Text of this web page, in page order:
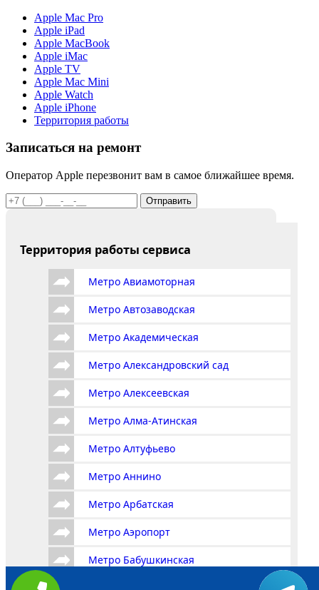
Apple Mac Pro
Apple iPad
Apple MacBook
Apple iMac
Apple TV
Apple Mac Mini
Apple Watch
Apple iPhone
Территория работы
Записаться на ремонт
Оператор Apple перезвонит вам в самое ближайшее время.
Отправить
Территория работы сервиса
Метро Авиамоторная
Метро Автозаводская
Метро Академическая
Метро Александровский сад
Метро Алексеевская
Метро Алма-Атинская
Метро Алтуфьево
Метро Аннино
Метро Арбатская
Метро Аэропорт
Метро Бабушкинская